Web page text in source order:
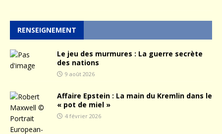
RENSEIGNEMENT
Le jeu des murmures : La guerre secrète
des nations
9 août 2026
Affaire Epstein : La main du Kremlin dans le
« pot de miel »
4 février 2026